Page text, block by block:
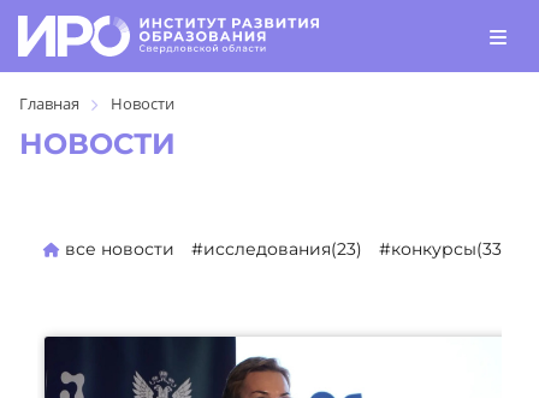
Главная Новости
НОВОСТИ
все новости #исследования(23) #конкурсы(330)